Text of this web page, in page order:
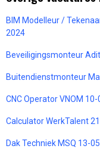
BIM Modelleur /
2024
Beveiligingsmonteur
Buitendienstmonteur
CNC Operator VNOM
Calculator WerkTalent
Dak Techniek MSQ 13-